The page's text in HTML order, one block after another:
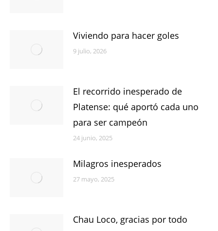
Viviendo para hacer goles
9 julio, 2026
El recorrido inesperado de
Platense: qué aportó cada uno
para ser campeón
24 junio, 2025
Milagros inesperados
27 mayo, 2025
Chau Loco, gracias por todo